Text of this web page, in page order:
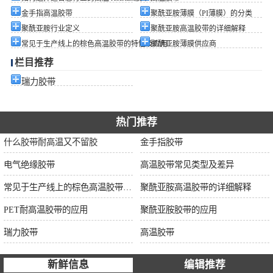
金手指高温胶带
聚酰亚胺薄膜（PI薄膜）的分类
聚酰亚胺行业定义
聚酰亚胺高温胶带的详细解释
常见于生产线上的棕色高温胶带的特性及应用聚酰亚胺薄膜供应商
栏目推荐
瑞力胶带
热门推荐
什么胶带耐高温又不留胶 金手指胶带
电气绝缘胶带 高温胶带常见类型及差异
聚酰亚胺高温胶带的详细解释
PET耐高温胶带的应用 聚酰亚胺胶带的应用
瑞力胶带 高温胶带
新鲜信息 编辑推荐